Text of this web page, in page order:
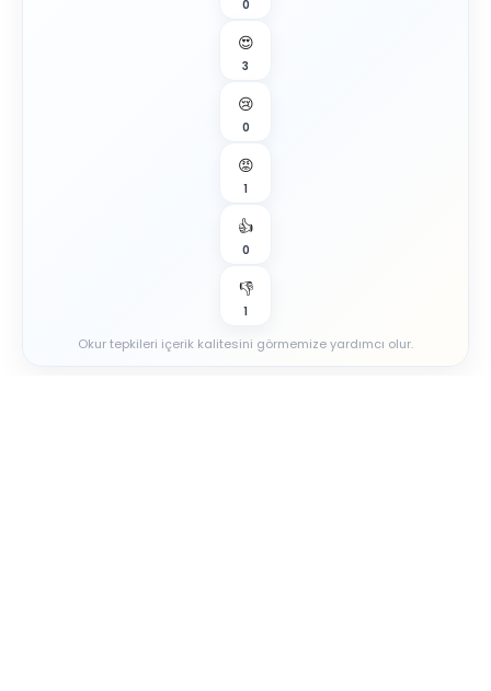
0
😍
3
😢
0
😡
1
👍
0
👎
1
Okur tepkileri içerik kalitesini görmemize yardımcı olur.